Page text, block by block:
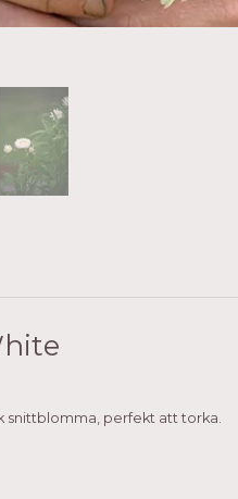
snittblomma, perfekt att torka.